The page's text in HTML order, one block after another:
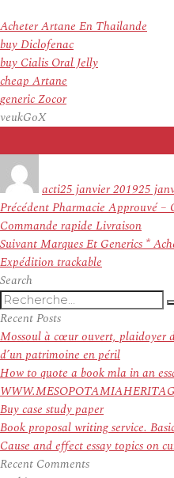
Acheter Artane En Thailande
buy Diclofenac
buy Cialis Oral Jelly
cheap Artane
generic Zocor
veukGoX
actile
25 janvier 201925
Navigation
de
l’article
PrécédentArticle
précédent :
Pharmacie Approuvé –
Commande rapide Livraison
SuivantArticle
suivant :
Marques Et Generics *
Expédition trackable
Search
Recherche
pour
:
Recent Posts
Mossoul à cœur ouvert, plaidoyer
d’un patrimoine en péril
How to quote a book mla in an
Buy case study paper
Book proposal writing service.
Cause and effect essay topics on
Recent Comments